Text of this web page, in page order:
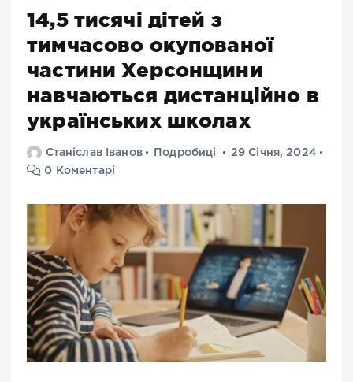
14,5 тисячі дітей з
тимчасово окупованої
частини Херсонщини
навчаються дистанційно в
українських школах
Станіслав Іванов Подробиці
29 Січня, 2024
0 Коментарі